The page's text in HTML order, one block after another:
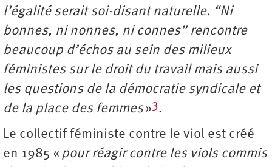
l’égalité serait soi-disant naturelle. “Ni
bonnes, ni nonnes, ni connes” rencontre
beaucoup d’échos au sein des milieux
féministes sur le droit du travail mais aussi
les questions de la démocratie syndicale et
de la place des femmes»3.
Le collectif féministe contre le viol est créé
en 1985 « pour réagir contre les viols commis